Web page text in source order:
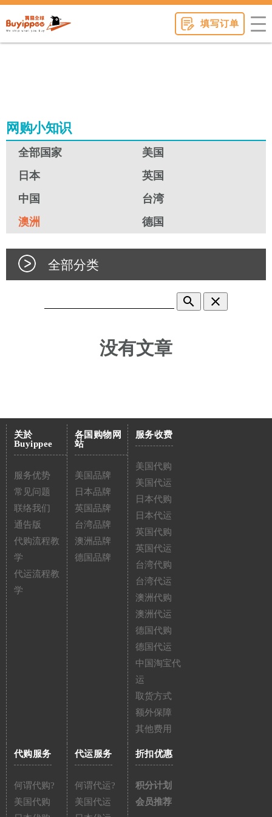
填写订单
网购小知识
全部国家
美国
日本
英国
中国
台湾
澳洲
德国
全部分类
search clear
没有文章
关於
Buyippee
服务优势
常见问题
联络我们
通告版
代购流程教
学
代运流程教
学
各国购物网
站
美国品牌
日本品牌
英国品牌
台湾品牌
澳洲品牌
德国品牌
服务收费
美国代购
美国代运
日本代购
日本代运
英国代购
英国代运
台湾代购
台湾代运
澳洲代购
澳洲代运
德国代购
德国代运
中国淘宝代
运
取货方式
额外保障
其他费用
代购服务
何谓代购?
美国代购
代运服务
何谓代运?
美国代运
折扣优惠
积分计划
会员推荐